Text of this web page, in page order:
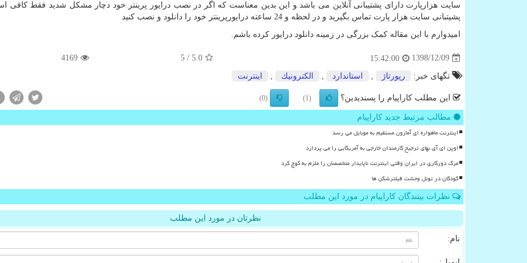
سایت هزارپارت دارای پشتیبانی آنلاین می باشد و این بدین معناست که اگر در نصب درایور پرینتر خود دچار مشکل شدید فقط کافی
پشیتبانی سایت هزار پارت تماس بگیرید و در لحظه و 24 ساعته درایورپرینتر خود را دانلود و نصب کنید
امیدوارم با این مقاله کمک بزرگی در زمینه دانلود درایور کرده باشم.
1398/12/09
15:42:00
5.0
/ 5
4169
تگهای خبر: رپورتاژ استاندارد الكترونیك اینترنت
این مطلب کاراپیام را پسندیدین؟ (1)
(0)
مطالب مرتبط جدید کاراپیام
اینترنت ماهواره ای آمازون مستقیم به موبایل می رسد
اوپن ای آی بهای ترجیح کارمندان خارجی به آمریکایی را می پردازد
مرگ دورکاری در ایران وقتی اینترنت ناپایدار متخصصان را ملزم به کوچ کرد
کودکان در تونل وحشت فیلترشکن ها
نظرات بینندگان کاراپیام در مورد این مطلب
نظرتان در مورد این مطلب
نام: